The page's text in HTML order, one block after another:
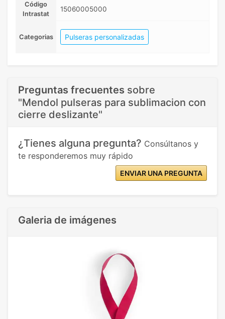
Código
Intrastat
15060005000
Categorias Pulseras personalizadas
Preguntas frecuentes sobre
"Mendol pulseras para sublimacion con
cierre deslizante"
¿Tienes alguna pregunta? Consúltanos y
te responderemos muy rápido
ENVIAR UNA PREGUNTA
Galeria de imágenes